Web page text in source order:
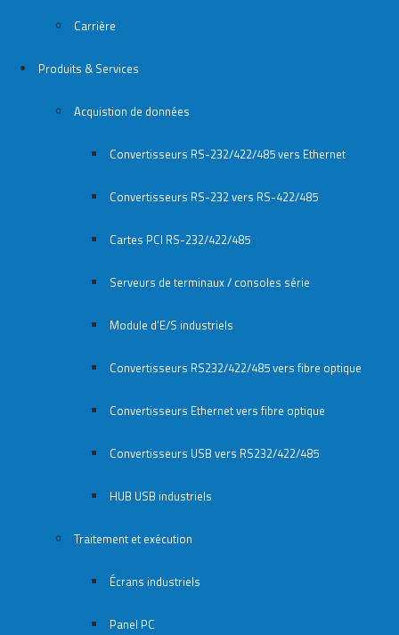
Carrière
Produits & Services
Acquistion de données
Convertisseurs RS-232/422/485 vers Ethernet
Convertisseurs RS-232 vers RS-422/485
Cartes PCI RS-232/422/485
Serveurs de terminaux / consoles série
Module d’E/S industriels
Convertisseurs RS232/422/485 vers fibre optique
Convertisseurs Ethernet vers fibre optique
Convertisseurs USB vers RS232/422/485
HUB USB industriels
Traitement et exécution
Écrans industriels
Panel PC